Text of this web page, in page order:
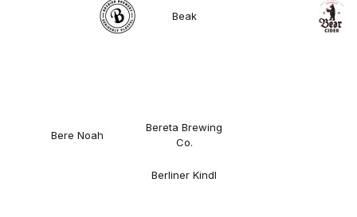
Beak
Bere Noah
Bereta Brewing
Co.
Berliner Kindl